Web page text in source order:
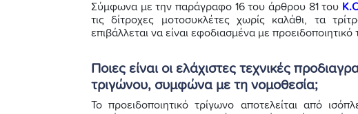
Σύμφωνα με την παράγραφο 16 του άρθρου 81 του
τις δίτροχες μοτοσυκλέτες χωρίς καλάθι, τα
επιβάλλεται να είναι εφοδιασμένα με προειδοποιητικό
Ποιες είναι οι ελάχιστες τεχνικές
τριγώνου, συμφώνα με τη νομοθεσία;
Το προειδοποιητικό τρίγωνο αποτελείται από